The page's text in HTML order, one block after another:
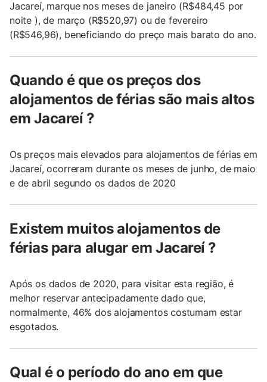
Jacareí, marque nos meses de janeiro (R$484,45 por
noite ), de março (R$520,97) ou de fevereiro
(R$546,96), beneficiando do preço mais barato do ano.
Quando é que os preços dos
alojamentos de férias são mais altos
em Jacareí ?
Os preços mais elevados para alojamentos de férias em
Jacareí, ocorreram durante os meses de junho, de maio
e de abril segundo os dados de 2020
Existem muitos alojamentos de
férias para alugar em Jacareí ?
Após os dados de 2020, para visitar esta região, é
melhor reservar antecipadamente dado que,
normalmente, 46% dos alojamentos costumam estar
esgotados.
Qual é o período do ano em que